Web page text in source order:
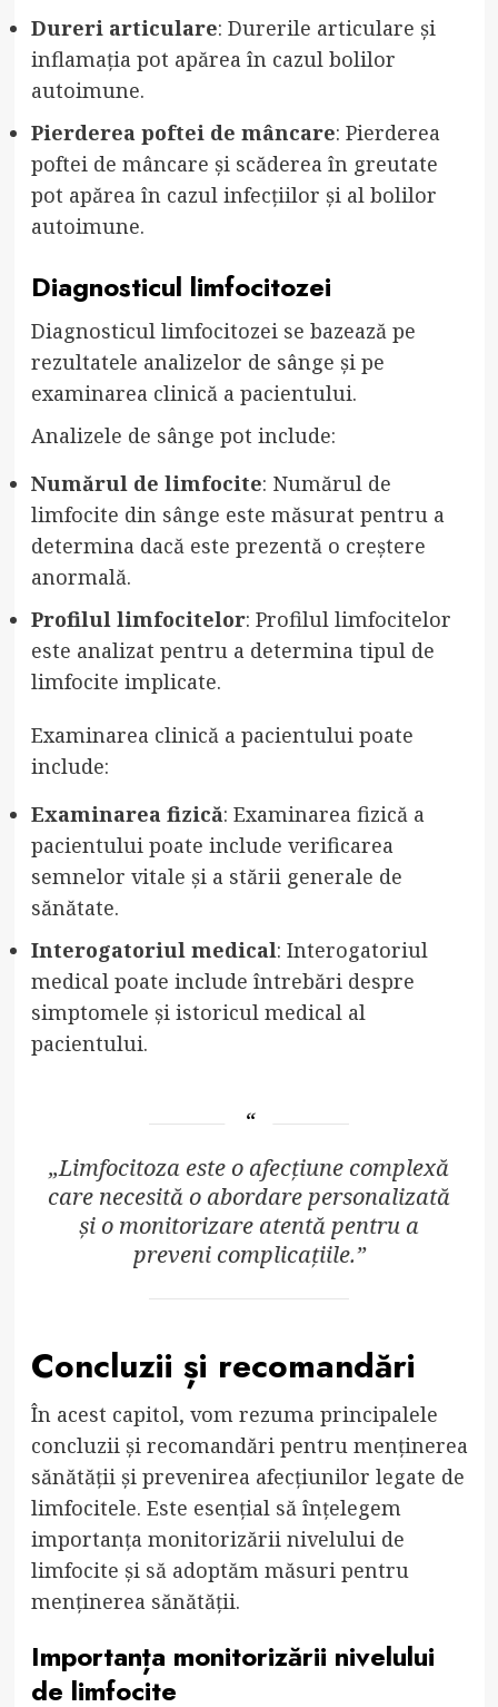
Dureri articulare: Durerile articulare și
inflamația pot apărea în cazul bolilor
autoimune.
Pierderea poftei de mâncare: Pierderea
poftei de mâncare și scăderea în greutate
pot apărea în cazul infecțiilor și al bolilor
autoimune.
Diagnosticul limfocitozei
Diagnosticul limfocitozei se bazează pe
rezultatele analizelor de sânge și pe
examinarea clinică a pacientului.
Analizele de sânge pot include:
Numărul de limfocite: Numărul de
limfocite din sânge este măsurat pentru a
determina dacă este prezentă o creștere
anormală.
Profilul limfocitelor: Profilul limfocitelor
este analizat pentru a determina tipul de
limfocite implicate.
Examinarea clinică a pacientului poate
include:
Examinarea fizică: Examinarea fizică a
pacientului poate include verificarea
semnelor vitale și a stării generale de
sănătate.
Interogatoriul medical: Interogatoriul
medical poate include întrebări despre
simptomele și istoricul medical al
pacientului.
„Limfocitoza este o afecțiune complexă
care necesită o abordare personalizată
și o monitorizare atentă pentru a
preveni complicațiile.”
Concluzii și recomandări
În acest capitol, vom rezuma principalele
concluzii și recomandări pentru menținerea
sănătății și prevenirea afecțiunilor legate de
limfocitele. Este esențial să înțelegem
importanța monitorizării nivelului de
limfocite și să adoptăm măsuri pentru
menținerea sănătății.
Importanța monitorizării nivelului
de limfocite